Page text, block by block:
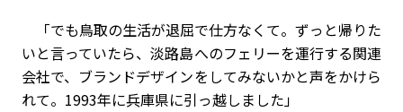
「でも鳥取の生活が退屈で仕方なくて。ずっと帰りた
いと言っていたら、淡路島へのフェリーを運行する関連
会社で、ブランドデザインをしてみないかと声をかけら
れて。1993年に兵庫県に引っ越しました」